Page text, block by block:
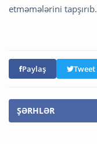
etməmələrini tapşırıb.
Paylaş Tweet
ŞƏRHLƏR